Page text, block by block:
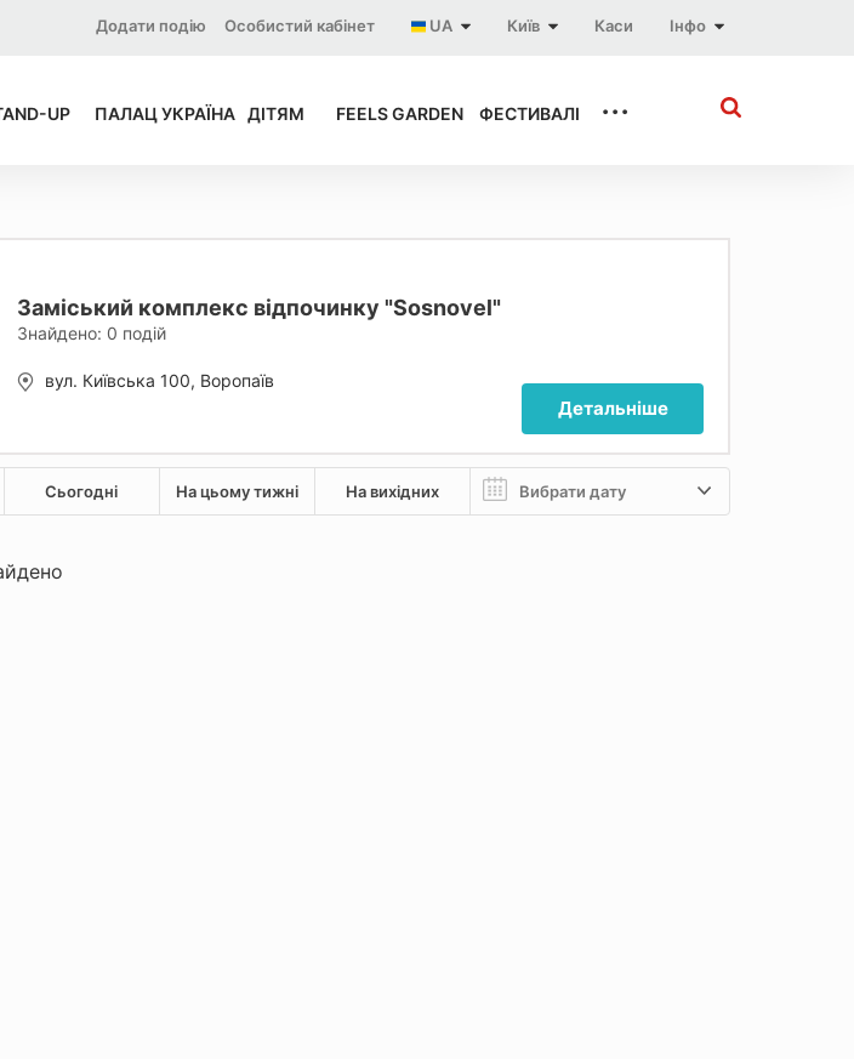
Інфо
Каси
Київ
UA
Особистий кабінет
Додати подію
UP ПАЛАЦ УКРАЇНА ДІТЯМ FEELS GARDEN ФЕСТИВАЛІ ...
Заміський комплекс відпочинку "Sosnovel"
Знайдено: 0 подій
вул. Київська 100, Воропаїв
Детальніше
Сьогодні На цьому тижні На вихідних